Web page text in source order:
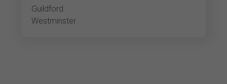
Guildford
Westminster